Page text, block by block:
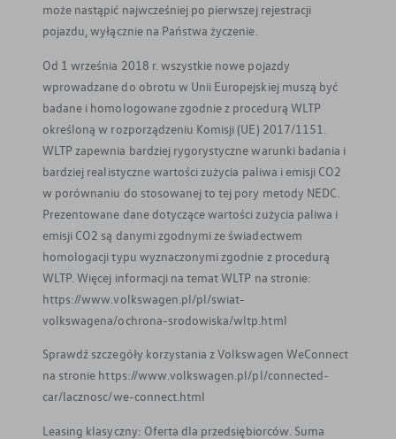
może nastąpić najwcześniej po pierwszej rejestracji
pojazdu, wyłącznie na Państwa życzenie.
Od 1 września 2018 r. wszystkie nowe pojazdy
wprowadzane do obrotu w Unii Europejskiej muszą być
badane i homologowane zgodnie z procedurą WLTP
określoną w rozporządzeniu Komisji (UE) 2017/1151.
WLTP zapewnia bardziej rygorystyczne warunki badania i
bardziej realistyczne wartości zużycia paliwa i emisji CO2
w porównaniu do stosowanej to tej pory metody NEDC.
Prezentowane dane dotyczące wartości zużycia paliwa i
emisji CO2 są danymi zgodnymi ze świadectwem
homologacji typu wyznaczonymi zgodnie z procedurą
WLTP. Więcej informacji na temat WLTP na stronie:
https://www.volkswagen.pl/pl/swiat-
volkswagena/ochrona-srodowiska/wltp.html
Sprawdź szczegóły korzystania z Volkswagen WeConnect
na stronie https://www.volkswagen.pl/pl/connected-
car/lacznosc/we-connect.html
Leasing klasyczny: Oferta dla przedsiębiorców. Suma